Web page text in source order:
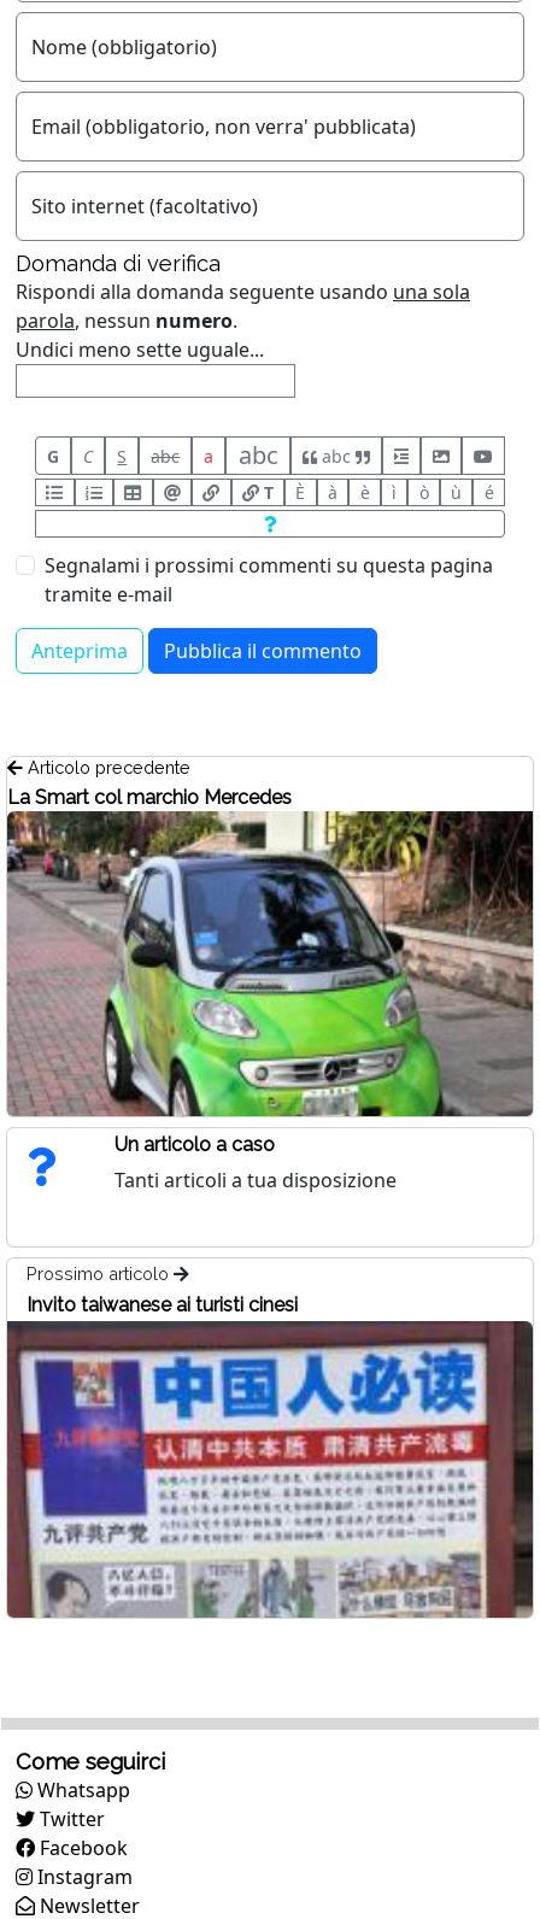
Nome (obbligatorio)
Email (obbligatorio, non verra' pubblicata)
Sito internet (facoltativo)
Domanda di verifica
Rispondi alla domanda seguente usando una sola
parola, nessun numero.
Undici meno sette uguale...
G C S abc a abc
abc
T
È à è ì ò ù é
Segnalami i prossimi commenti su questa pagina
tramite e-mail
Articolo precedente
La Smart col marchio Mercedes
Un articolo a caso
Tanti articoli a tua disposizione
Prossimo articolo
Invito taiwanese ai turisti cinesi
Come seguirci
Whatsapp
Twitter
Facebook
Instagram
Newsletter